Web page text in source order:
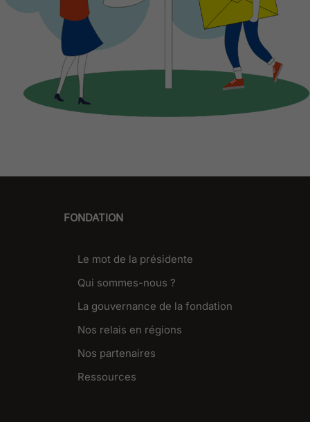
FONDATION
Le mot de la présidente
Qui sommes-nous ?
La gouvernance de la fondation
Nos relais en régions
Nos partenaires
Ressources